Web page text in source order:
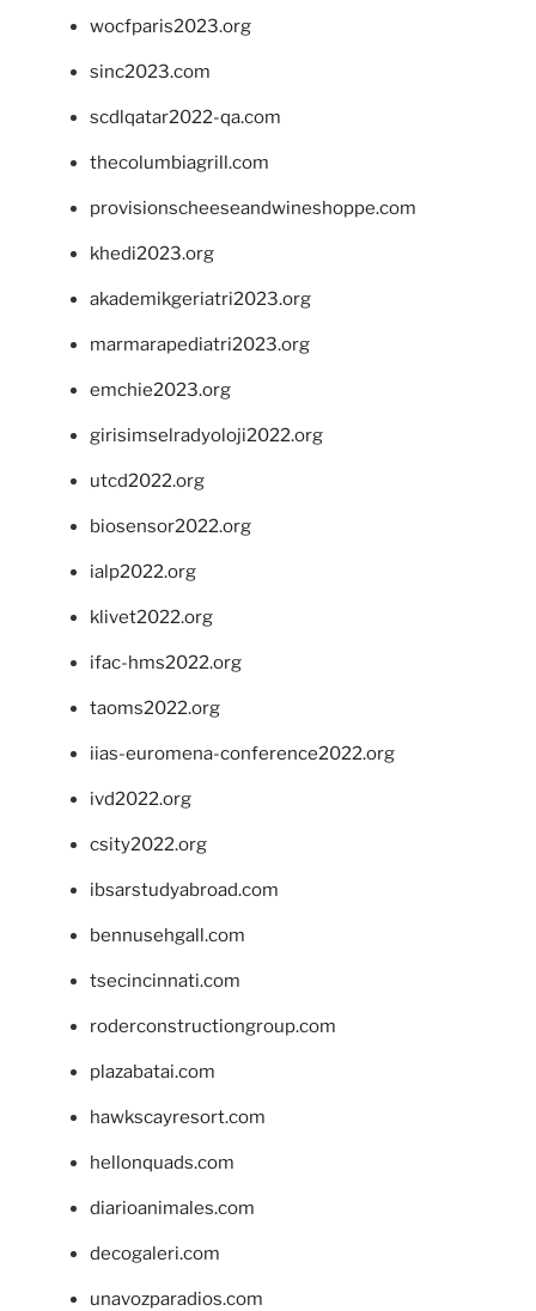
wocfparis2023.org
sinc2023.com
scdlqatar2022-qa.com
thecolumbiagrill.com
provisionscheeseandwineshoppe.com
khedi2023.org
akademikgeriatri2023.org
marmarapediatri2023.org
emchie2023.org
girisimselradyoloji2022.org
utcd2022.org
biosensor2022.org
ialp2022.org
klivet2022.org
ifac-hms2022.org
taoms2022.org
iias-euromena-conference2022.org
ivd2022.org
csity2022.org
ibsarstudyabroad.com
bennusehgall.com
tsecincinnati.com
roderconstructiongroup.com
plazabatai.com
hawkscayresort.com
hellonquads.com
diarioanimales.com
decogaleri.com
unavozparadios.com